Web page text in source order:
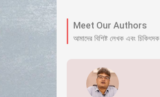
Meet Our Authors
আমাদের বিশিষ্ট লেখক এবং চিকিৎসক